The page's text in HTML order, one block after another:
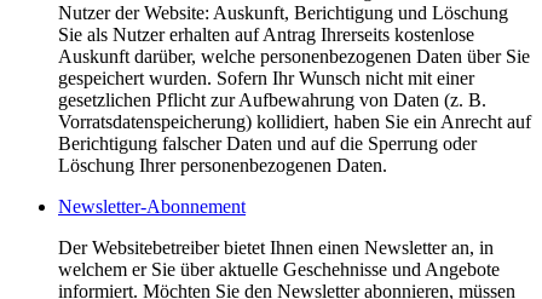
Nutzer der Website: Auskunft, Berichtigung und Löschung
Sie als Nutzer erhalten auf Antrag Ihrerseits kostenlose
Auskunft darüber, welche personenbezogenen Daten über Sie
gespeichert wurden. Sofern Ihr Wunsch nicht mit einer
gesetzlichen Pflicht zur Aufbewahrung von Daten (z. B.
Vorratsdatenspeicherung) kollidiert, haben Sie ein Anrecht auf
Berichtigung falscher Daten und auf die Sperrung oder
Löschung Ihrer personenbezogenen Daten.
Newsletter-Abonnement
Der Websitebetreiber bietet Ihnen einen Newsletter an, in
welchem er Sie über aktuelle Geschehnisse und Angebote
informiert. Möchten Sie den Newsletter abonnieren, müssen